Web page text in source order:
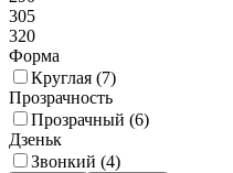
305
320
Форма
Круглая (7)
Прозрачность
Прозрачный (6)
Дзеньк
Звонкий (4)